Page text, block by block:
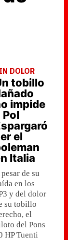
DOLOR
tobillo
impide
Pol
el
Italia
de su
en los
y del dolor
su tobillo
el
del Pons
HP Tuenti